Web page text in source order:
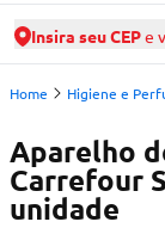
Insira seu CEPe
Home Higiene e
Aparelho
Carrefour
unidade